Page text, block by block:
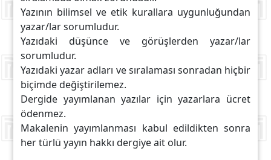
Yazının bilimsel ve etik kurallara uygunluğundan
yazar/lar sorumludur.
Yazıdaki düşünce ve görüşlerden yazar/lar
sorumludur.
Yazıdaki yazar adları ve sıralaması sonradan hiçbir
biçimde değiştirilemez.
Dergide yayımlanan yazılar için yazarlara ücret
ödenmez.
Makalenin yayımlanması kabul edildikten sonra
her türlü yayın hakkı dergiye ait olur.